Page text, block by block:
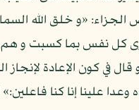
«و خلق الله
كل نفس بما كسبت و هم
- 22 و قال في كون الإعادة